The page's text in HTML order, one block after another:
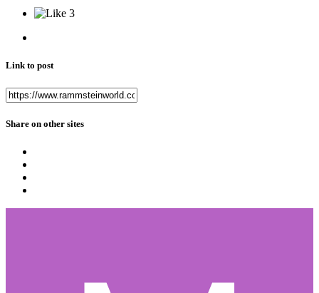
3
Link to post
Share on other sites